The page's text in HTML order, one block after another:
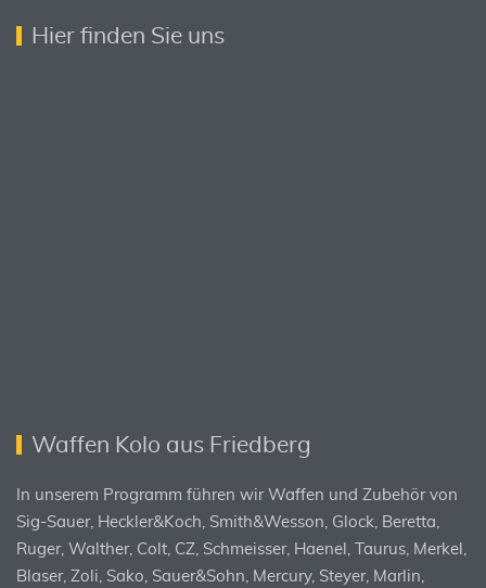
Hier finden Sie uns
Waffen Kolo aus Friedberg
In unserem Programm führen wir Waffen und Zubehör von
Sig-Sauer, Heckler&Koch, Smith&Wesson, Glock, Beretta,
Ruger, Walther, Colt, CZ, Schmeisser, Haenel, Taurus, Merkel,
Blaser, Zoli, Sako, Sauer&Sohn, Mercury, Steyer, Marlin,